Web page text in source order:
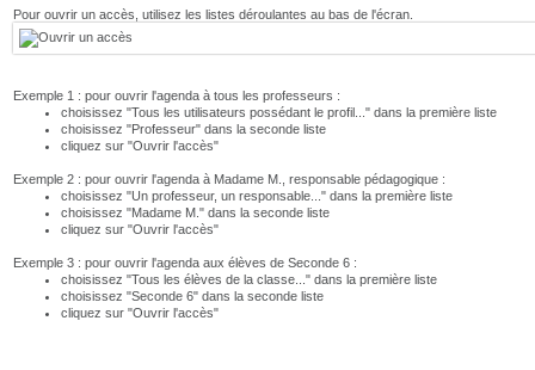
Pour ouvrir un accès, utilisez les listes déroulantes au bas de l'écran.
Exemple 1 : pour ouvrir l'agenda à tous les professeurs :
choisissez "Tous les utilisateurs possédant le profil..." dans la première liste
choisissez "Professeur" dans la seconde liste
cliquez sur "Ouvrir l'accès"
Exemple 2 : pour ouvrir l'agenda à Madame M., responsable pédagogique :
choisissez "Un professeur, un responsable..." dans la première liste
choisissez "Madame M." dans la seconde liste
cliquez sur "Ouvrir l'accès"
Exemple 3 : pour ouvrir l'agenda aux élèves de Seconde 6 :
choisissez "Tous les élèves de la classe..." dans la première liste
choisissez "Seconde 6" dans la seconde liste
cliquez sur "Ouvrir l'accès"